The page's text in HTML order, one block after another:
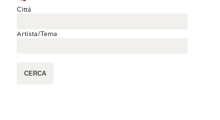
Città
Artista/Tema